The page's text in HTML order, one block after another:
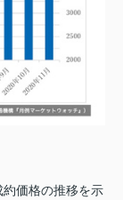
価格の推移を示